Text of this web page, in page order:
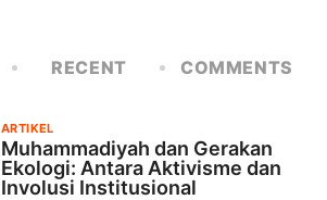
RECENT COMMENTS
ARTIKEL
Muhammadiyah dan Gerakan
Ekologi: Antara Aktivisme dan
Involusi Institusional